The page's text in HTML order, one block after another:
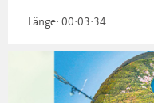
Länge: 00:03:34